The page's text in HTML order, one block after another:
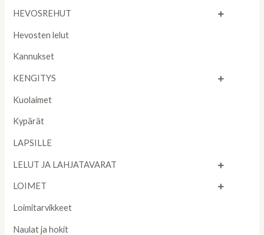
HEVOSREHUT
Hevosten lelut
Kannukset
KENGITYS
Kuolaimet
Kypärät
LAPSILLE
LELUT JA LAHJATAVARAT
LOIMET
Loimitarvikkeet
Naulat ja hokit